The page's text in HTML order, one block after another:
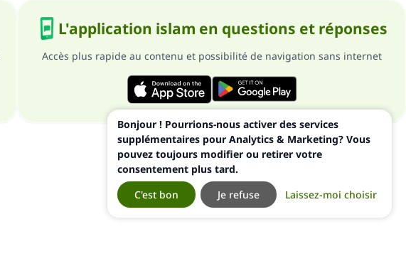
L'application islam en questions et réponses
Accès plus rapide au contenu et possibilité de navigation sans internet
Bonjour ! Pourrions-nous activer des services
supplémentaires pour Analytics & Marketing? Vous
pouvez toujours modifier ou retirer votre
consentement plus tard.
Laissez-moi choisir
Je refuse
C'est bon